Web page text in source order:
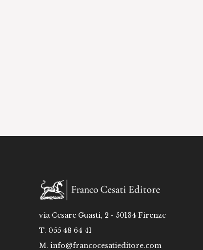
via Cesare Guasti, 2 - 50134 Firenze
T. 055 48 64 41
M. info@francocesatieditore.com